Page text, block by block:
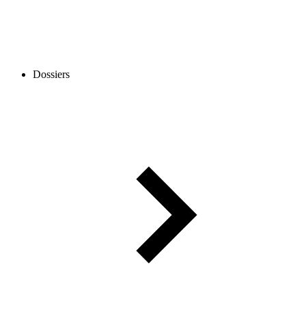
Dossiers